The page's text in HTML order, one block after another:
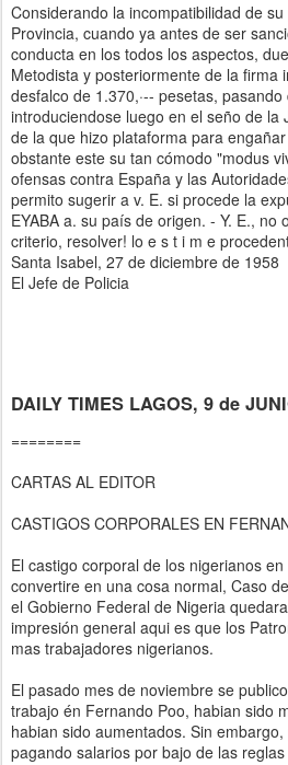
Considerando la incompatibilidad de
Provincia, cuando ya antes de ser
conducta en los todos los aspectos,
Metodista y posteriormente de la firma
desfalco de 1.370,·-- pesetas,
introduciendose luego en el seño de la
de la que hizo plataforma para
obstante este su tan cómodo "modus
ofensas contra España y las
permito sugerir a v. E. si procede la
EYABA a. su país de origen. - Y. E., no
criterio, resolver! lo e s t i m e
Santa Isabel, 27 de diciembre de 1958
El Jefe de Policia
DAILY TIMES LAGOS, 9 de
========
CARTAS AL EDITOR
CASTIGOS CORPORALES EN
El castigo corporal de los nigerianos
convertire en una cosa normal, Caso
el Gobierno Federal de Nigeria
impresión general aqui es que los
mas trabajadores nigerianos.
El pasado mes de noviembre se
trabajo én Fernando Poo, habian sido
habian sido aumentados. Sin
pagando salarios por bajo de las